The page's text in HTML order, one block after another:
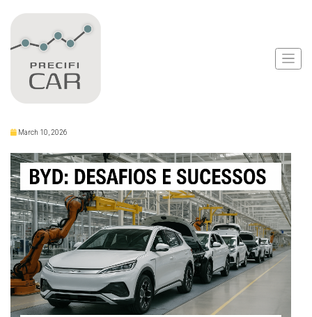
BYD: Desafios na China
e Sucesso no Brasil
March 10, 2026